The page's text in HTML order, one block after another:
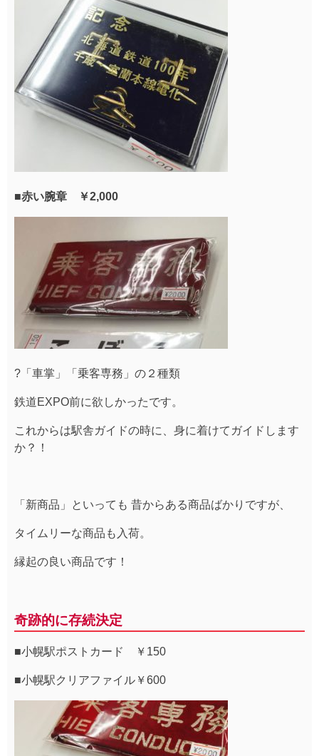
■赤い腕章 ￥2,000
?「車掌」「乗客専務」の２種類
鉄道EXPO前に欲しかったです。
これからは駅舎ガイドの時に、身に着けてガイドします
か？！
「新商品」といっても 昔からある商品ばかりですが、
タイムリーな商品も入荷。
縁起の良い商品です！
奇跡的に存続決定
■小幌駅ポストカード ￥150
■小幌駅クリアファイル￥600